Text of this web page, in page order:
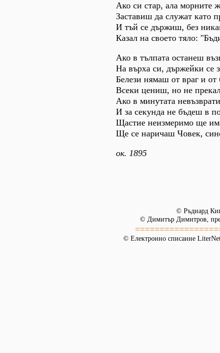
Ако си стар, ала морните
Заставиш да служат като
И тъй се държиш, без
Казал на своето тяло:
Ако в тълпата останеш
На върха си, държейки се
Белези нямаш от враг и
Всеки цениш, но не
Ако в минутата
И за секунда не бъдеш в
Щастие неизмеримо ще
Ще се наричаш Човек,
ок. 1895
© Ръдиард
© Димитър Димитров,
© Електронно списание